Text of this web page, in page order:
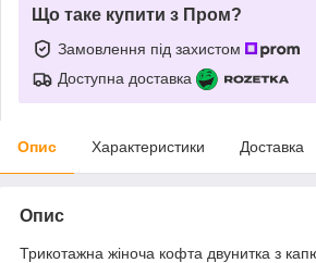
Що таке купити з Пром?
Замовлення під захистом
Доступна доставка
Опис Характеристики Доставка
Опис
Трикотажна жіноча кофта двунитка з